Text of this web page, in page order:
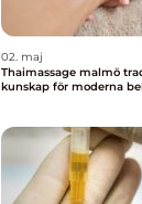
02. maj
Thaimassage malmö traditionell
kunskap för moderna